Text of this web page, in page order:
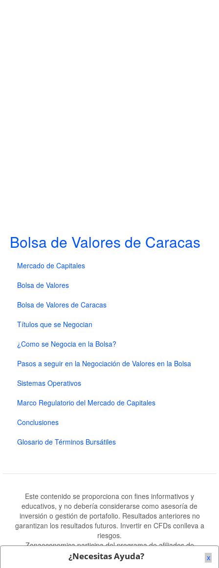
Bolsa de Valores de Caracas
Mercado de Capitales
Bolsa de Valores
Bolsa de Valores de Caracas
Títulos que se Negocian
¿Como se Negocia en la Bolsa?
Pasos a seguir en la Negociación de Valores en la Bolsa
Sistemas Operativos
Marco Regulatorio del Mercado de Capitales
Conclusiones
Glosario de Términos Bursátiles
Este contenido se proporciona con fines informativos y
educativos, y no debería considerarse como asesoría de
inversión o gestión de portafolio. Resultados anteriores no
garantizan los resultados futuros. Invertir en CFDs conlleva a
riesgos.
Zonaeconomica participa del programa de afiliados de
Amazon.es Amazon.com.mx y otras tiendas de Amazon.
x
¿Necesitas Ayuda?